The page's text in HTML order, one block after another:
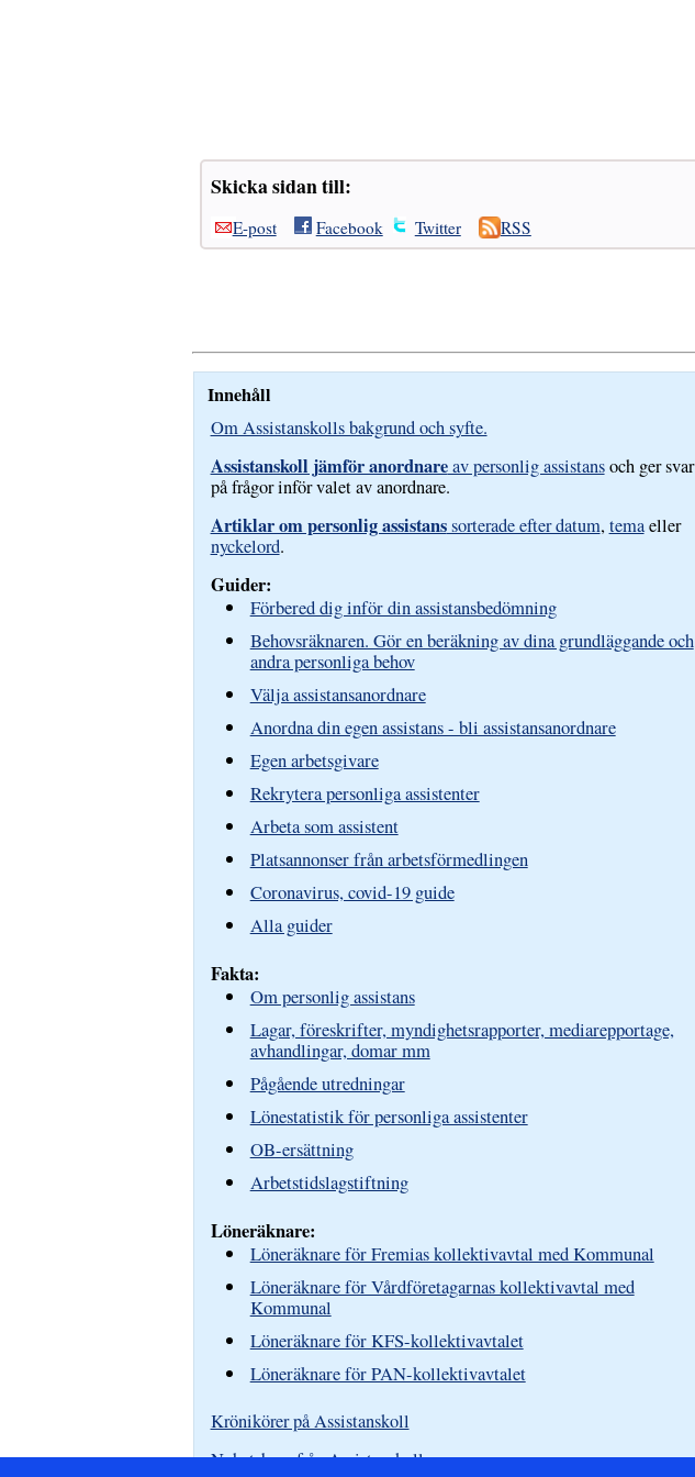
Skicka sidan till:
E-post Facebook Twitter RSS
Innehåll
Om Assistanskolls bakgrund och syfte.
Assistanskoll jämför anordnareav personlig assistansoch ger svar
på frågor inför valet av anordnare.
Artiklar om personlig assistanssorterade efter datum,temaeller
nyckelord.
Guider:
Förbered dig inför din assistansbedömning
Behovsräknaren. Gör en beräkning av dina grundläggande och
andra personliga behov
Välja assistansanordnare
Anordna din egen assistans - bli assistansanordnare
Egen arbetsgivare
Rekrytera personliga assistenter
Arbeta som assistent
Platsannonser från arbetsförmedlingen
Coronavirus, covid-19 guide
Alla guider
Fakta:
Om personlig assistans
Lagar, föreskrifter, myndighetsrapporter, mediarepportage,
avhandlingar, domar mm
Pågående utredningar
Lönestatistik för personliga assistenter
OB-ersättning
Arbetstidslagstiftning
Löneräknare:
Löneräknare för Fremias kollektivavtal med Kommunal
Löneräknare för Vårdföretagarnas kollektivavtal med
Kommunal
Löneräknare för KFS-kollektivavtalet
Löneräknare för PAN-kollektivavtalet
Krönikörer på Assistanskoll
Nyhetsbrev från Assistanskoll